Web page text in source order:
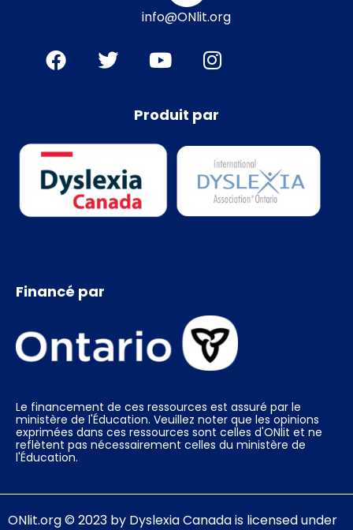
info@ONlit.org
Produit par
Financé par
Le financement de ces ressources est assuré par le
ministère de l'Éducation. Veuillez noter que les opinions
exprimées dans ces ressources sont celles d'ONlit et ne
reflètent pas nécessairement celles du ministère de
l'Éducation.
ONlit.org© 2023 by Dyslexia Canadais licensed under